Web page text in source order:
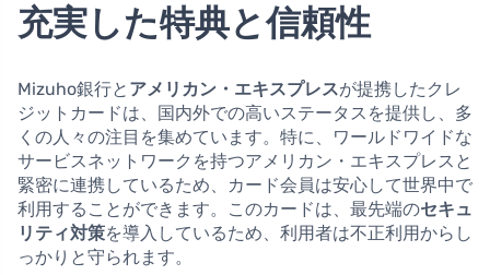
充実した特典と信頼性
Mizuho銀行と アメリカン・エキスプレスが提携したクレ
ジットカードは、国内外での高いステータスを提供し、多
くの人々の注目を集めています。特に、ワールドワイドな
サービスネットワークを持つアメリカン・エキスプレスと
緊密に連携しているため、カード会員は安心して世界中で
利用することができます。このカードは、最先端のセキュ
リティ対策を導入しているため、利用者は不正利用からし
っかりと守られます。